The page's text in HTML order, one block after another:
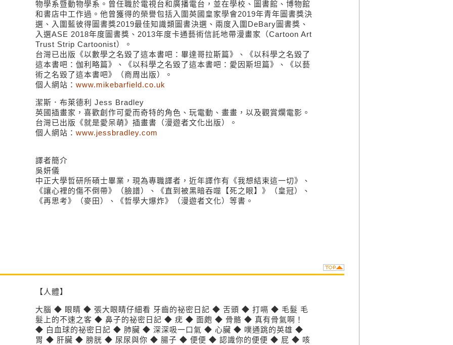
物學系暨動物學系。曾任職於電視台和廣播電台，並在學校、圖書館、博物館
和書店中工作過。他曾獲得的榮譽包括入圍英國皇家學會2019年青年圖書獎決
選、入圍藍彼得圖書獎2019最佳知識類圖書決選、兩度入圍DeBary圖書獎、
入選ASE 2018年度圖書獎、2013年度卡通藝術信託地帶漫畫家（Cartoon Art
Trust Strip Cartoonist）。
台灣已出版《以數學之名毀了這本書吧：畢達哥拉斯篇》、《以科學之名毀了
這本書吧：伽利略篇》、《以科學之名毀了這本書吧：愛因斯坦篇》、《以藝
術之名毀了這本書吧》（商周出版）。
個人網站： www.mikebarfield.co.uk
潔斯．布萊德利 Jess Bradley
英國插畫家，喜歡創作可愛而奇特的角色、玩電動、畫畫，以及觀賞爛電影。
台灣已出版《就是愛呆萌》插畫書（漫遊者文化出版）。
個人網站： www.jessbradley.com
譯者簡介
吳妍儀
中正大學哲研所碩士畢業，現為專職譯者，近年譯作有《我想結束這一切》、
《讓心裡的傷不倒帶》（臉譜）、《直到被黑暗吞噬【死之眼】》（皇冠）、
《再思考》（麥田）、《哲學大爆炸》（漫遊者文化）等書。
【人體】
大腦 ◆ 眼睛 ◆ 張大眼睛仔細看 牙齒的祕密日記 ◆ 舌頭 ◆ 打嗝 ◆ 毛髮 毛
髮上的不速之客 ◆ 鼻子的祕密日記 ◆ 疣 ◆ 面皰 ◆ 骨骼 ◆ 真有骨氣啊！
◆ 白血球的祕密日記 ◆ 肺臟 ◆ 深深吸一口氣 ◆ 心臟 ◆ 噗通跳的英雄 ◆
胃 ◆ 肝臟 ◆ 膀胱 ◆ 尿尿與你 ◆ 腸子 ◆ 便便 ◆ 認識你的便便 ◆ 屁 ◆ 咳